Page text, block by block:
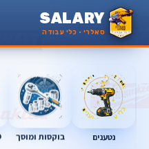
SALARY
סאלרי · כלי עבודה
נטענים בוקסות ומוסך